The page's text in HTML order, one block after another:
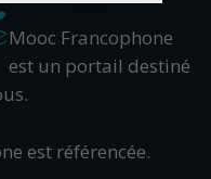
Mooc Francophone
est un portail destiné
est référencée.